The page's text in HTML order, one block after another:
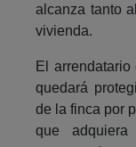
alcanza tanto
vivienda.
El
quedará
de la finca por
que